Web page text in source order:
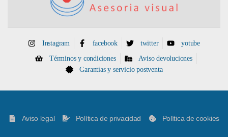
Instagram facebook twitter
yotube
Términos y condiciones
Aviso devoluciones
Garantías y servicio postventa
Aviso legal Política de privacidad Política de cookies